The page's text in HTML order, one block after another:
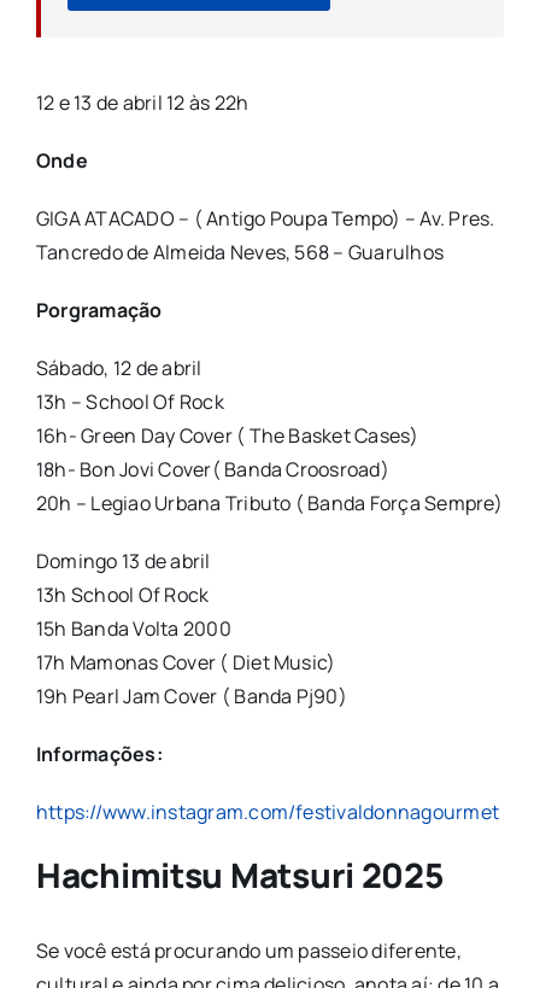
12 e 13 de abril 12 às 22h
Onde
GIGA ATACADO – ( Antigo Poupa Tempo) – Av. Pres.
Tancredo de Almeida Neves, 568 – Guarulhos
Porgramação
Sábado, 12 de abril
13h – School Of Rock
16h- Green Day Cover ( The Basket Cases)
18h- Bon Jovi Cover( Banda Croosroad)
20h – Legiao Urbana Tributo ( Banda Força Sempre)
Domingo 13 de abril
13h School Of Rock
15h Banda Volta 2000
17h Mamonas Cover ( Diet Music)
19h Pearl Jam Cover ( Banda Pj90)
Informações:
https://www.instagram.com/festivaldonnagourmet
Hachimitsu Matsuri 2025
Se você está procurando um passeio diferente,